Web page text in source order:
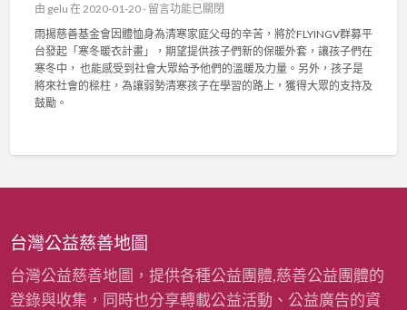
互
助
共
好
〉
中
募
集
配
戴
近
〉
由 gelu 在 2020-01-20 - 在
〈
助
清
寒
弱
募
資
計
畫
(
留言功能已關閉
雨揚慈善基金會因體恤身為清寒家庭父母的辛苦，將於FLYINGV群募平
台發起「寒冬暖衣計畫」，期望提供孩子們新的保暖外套，讓孩子們在
寒冬中， 也能感受到社會大眾給予他們的溫暖及力量。另外，孩子是
將來社會的樑柱，為讓弱勢清寒孩子在學習的路上，獲得大眾的支持及
鼓勵。
台灣公益慈善地圖
台灣公益慈善地圖，提供各種公益團體,慈善公益團體的
登錄與收集，同時也分享轉載公益活動、公益廣告的資